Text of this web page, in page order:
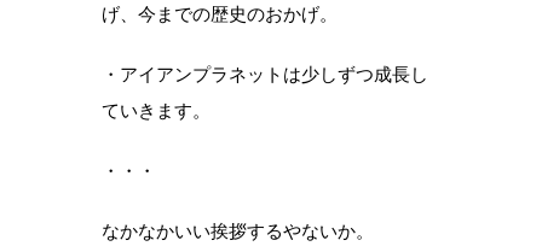
げ、今までの歴史のおかげ。
・アイアンプラネットは少しずつ成長し
ていきます。
・・・
なかなかいい挨拶するやないか。